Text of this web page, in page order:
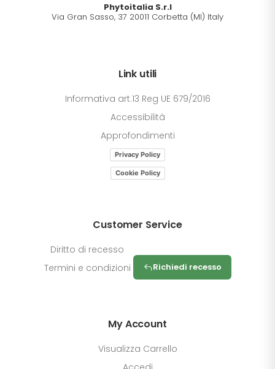
Phytoitalia S.r.l
Via Gran Sasso, 37 20011 Corbetta (MI) Italy
Link utili
Informativa art.13 Reg UE 679/2016
Accessibilità
Approfondimenti
Privacy Policy
Cookie Policy
Customer Service
Diritto di recesso
Termini e condizioni
Richiedi recesso
My Account
Visualizza Carrello